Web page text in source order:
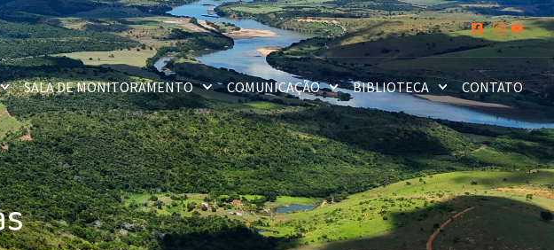
SALA DE MONITORAMENTO COMUNICAÇÃO BIBLIOTECA CONTATO